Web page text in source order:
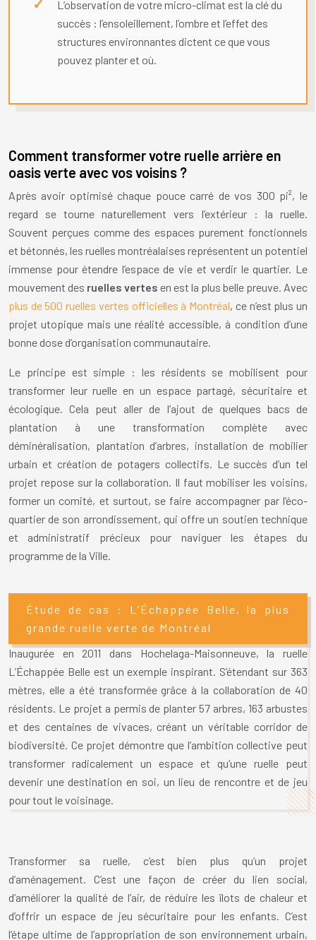
L’observation de votre micro-climat est la clé du
succès : l’ensoleillement, l’ombre et l’effet des
structures environnantes dictent ce que vous
pouvez planter et où.
Comment transformer votre ruelle arrière en
oasis verte avec vos voisins ?
Après avoir optimisé chaque pouce carré de vos 300 pi², le
regard se tourne naturellement vers l’extérieur : la ruelle.
Souvent perçues comme des espaces purement fonctionnels
et bétonnés, les ruelles montréalaises représentent un potentiel
immense pour étendre l’espace de vie et verdir le quartier. Le
mouvement des ruelles vertes en est la plus belle preuve. Avec
plus de 500 ruelles vertes officielles à Montréal, ce n’est plus un
projet utopique mais une réalité accessible, à condition d’une
bonne dose d’organisation communautaire.
Le principe est simple : les résidents se mobilisent pour
transformer leur ruelle en un espace partagé, sécuritaire et
écologique. Cela peut aller de l’ajout de quelques bacs de
plantation à une transformation complète avec
déminéralisation, plantation d’arbres, installation de mobilier
urbain et création de potagers collectifs. Le succès d’un tel
projet repose sur la collaboration. Il faut mobiliser les voisins,
former un comité, et surtout, se faire accompagner par l’éco-
quartier de son arrondissement, qui offre un soutien technique
et administratif précieux pour naviguer les étapes du
programme de la Ville.
Étude de cas : L’Échappée Belle, la plus
grande ruelle verte de Montréal
Inaugurée en 2011 dans Hochelaga-Maisonneuve, la ruelle
L’Échappée Belle est un exemple inspirant. S’étendant sur 363
mètres, elle a été transformée grâce à la collaboration de 40
résidents. Le projet a permis de planter 57 arbres, 163 arbustes
et des centaines de vivaces, créant un véritable corridor de
biodiversité. Ce projet démontre que l’ambition collective peut
transformer radicalement un espace et qu’une ruelle peut
devenir une destination en soi, un lieu de rencontre et de jeu
pour tout le voisinage.
Transformer sa ruelle, c’est bien plus qu’un projet
d’aménagement. C’est une façon de créer du lien social,
d’améliorer la qualité de l’air, de réduire les îlots de chaleur et
d’offrir un espace de jeu sécuritaire pour les enfants. C’est
l’étape ultime de l’appropriation de son environnement urbain,